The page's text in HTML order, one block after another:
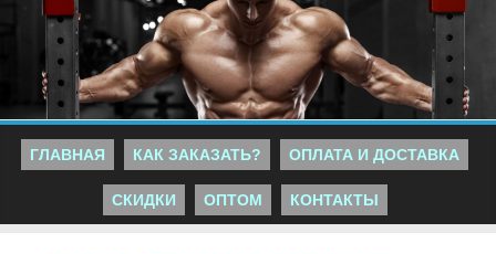
ГЛАВНАЯ КАК ЗАКАЗАТЬ? ОПЛАТА И ДОСТАВКА
СКИДКИ ОПТОМ КОНТАКТЫ